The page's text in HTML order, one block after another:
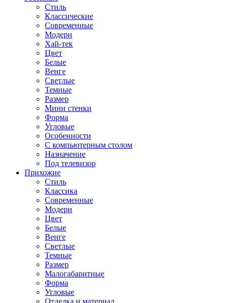
Стиль
Классические
Современные
Модерн
Хай-тек
Цвет
Белые
Венге
Светлые
Темные
Размер
Мини стенки
Форма
Угловые
Особенности
С компьютерным столом
Назначение
Под телевизор
Прихожие
Стиль
Классика
Современные
Модерн
Цвет
Белые
Венге
Светлые
Темные
Размер
Малогабаритные
Форма
Угловые
Отделка и материал